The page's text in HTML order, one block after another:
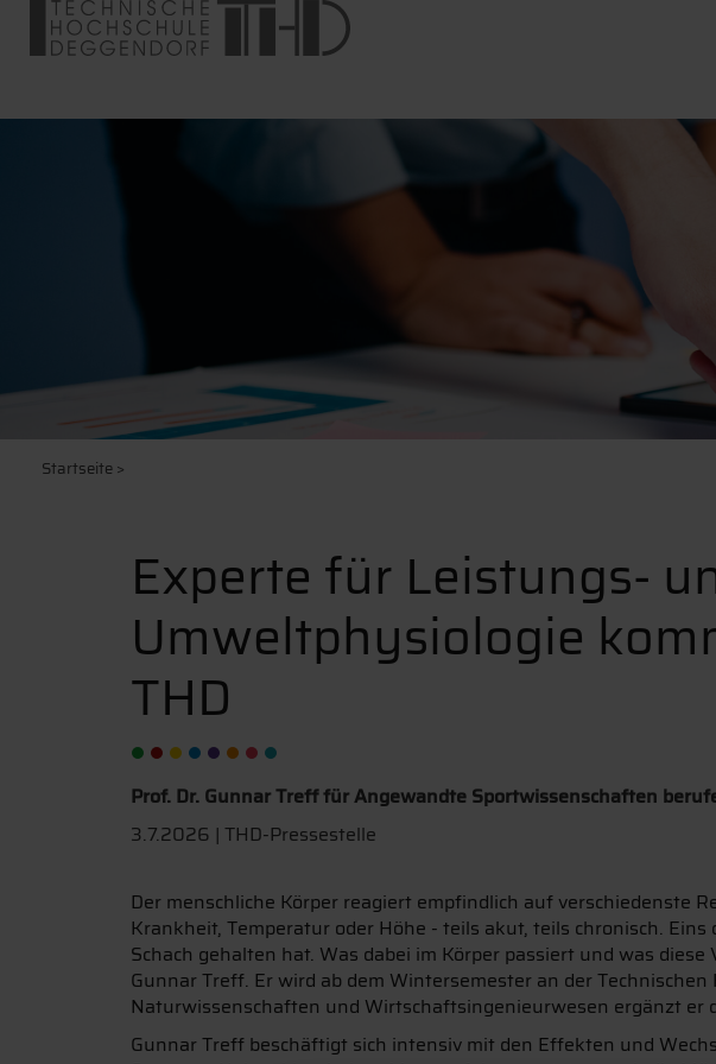
Startseite>
Experte für Leistungs-
Umweltphysiologie
THD
Prof. Dr. Gunnar Treff für Angewandte Sportwissenschaften
3.7.2026 | THD-Pressestelle
Der menschliche Körper reagiert empfindlich auf verschiedenste
Krankheit, Temperatur oder Höhe - teils akut, teils chronisch.
Schach gehalten hat. Was dabei im Körper passiert und was
Gunnar Treff. Er wird ab dem Wintersemester an der
Naturwissenschaften und Wirtschaftsingenieurwesen ergänzt er
Gunnar Treff beschäftigt sich intensiv mit den Effekten und